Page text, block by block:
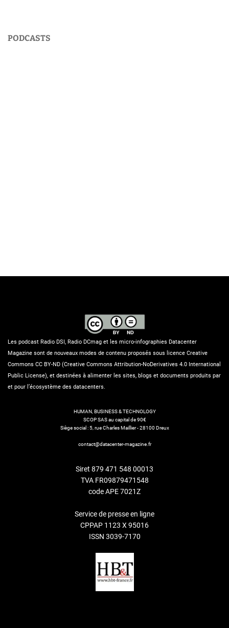
PODCASTS
Les podcast Radio DSI, Radio DCmag et les micro-infographies Datacenter
Magazine sont de nouveaux modes de contenu proposés sous licence Creative
Commons CC BY-ND (Creative Commons Attribution-NoDerivatives 4.0 International
Public License), et destinées à alimenter les sites, blogs et documents produits par
et pour l’écosystème des datacenters.
HUMAN, BUSINESS & TECHNOLOGY
SCOP SAS au capital de 90€
Siège social : 5, rue Charles Maillier - 28100 Dreux
contact@datacenter-magazine.fr
Siret 879 471 548 00013
TVA FR09879471548
code APE 7021Z
Service de presse en ligne
CPPAP 1123 X 95016
ISSN 3039-7170